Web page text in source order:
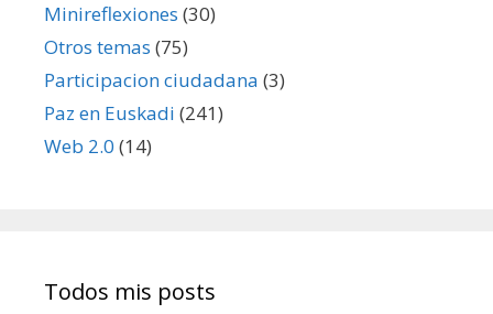
Minireflexiones (30)
Otros temas (75)
Participacion ciudadana (3)
Paz en Euskadi (241)
Web 2.0 (14)
Todos mis posts